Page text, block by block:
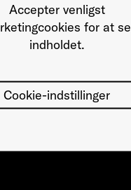
Accepter venligst
for at se
indholdet.
Cookie-indstillinger